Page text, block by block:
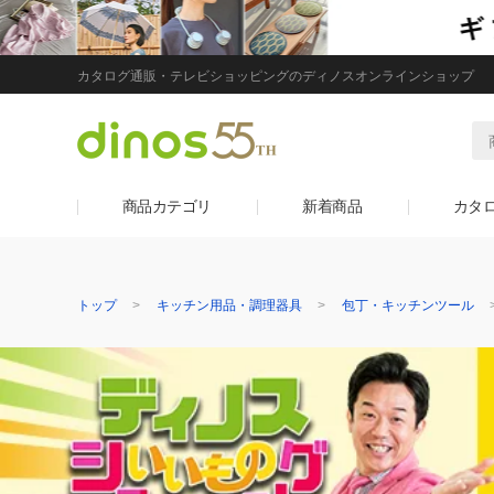
カタログ通販・テレビショッピングのディノスオンラインショップ
商品カテゴリ 新着商品 カタ
トップ キッチン用品・調理器具 包丁・キッチンツール